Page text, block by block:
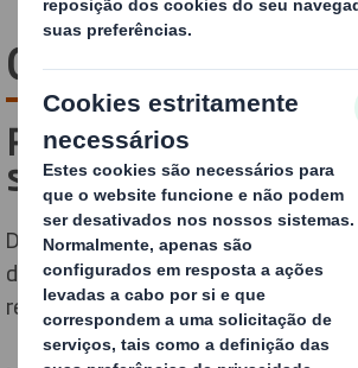
Otimize o seu
Packaging que põe
seu negócio
Desenvolvemos packaging que
desempenho de que precisa, mas sem
recursos.